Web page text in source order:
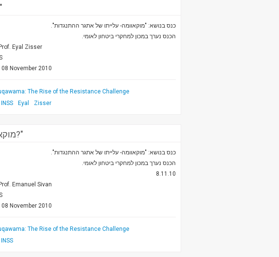
"באשר
כנס בנושא: "מוקאוומה- עלייתו של אתגר ההתנגדות".
הכנס נערך במכון למחקרי ביטחון לאומי.
Prof. Eyal Zisser
08 November 2010
The Rise of the Resistance Challenge
INSS Eyal Zisser
"מוקאוומה- חלק מהתנועה למאבק בגלובליזציה?"
כנס בנושא: "מוקאוומה- עלייתו של אתגר ההתנגדות".
הכנס נערך במכון למחקרי ביטחון לאומי.
8.11.10
Prof. Emanuel Sivan
08 November 2010
The Rise of the Resistance Challenge
INSS